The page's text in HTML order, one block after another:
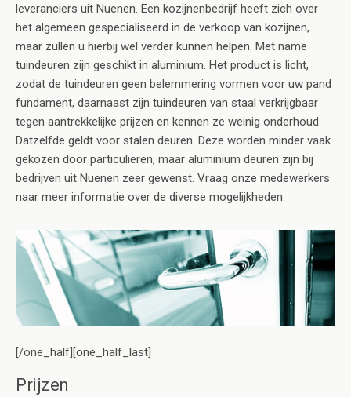
leveranciers uit Nuenen. Een kozijnenbedrijf heeft zich over
het algemeen gespecialiseerd in de verkoop van kozijnen,
maar zullen u hierbij wel verder kunnen helpen. Met name
tuindeuren zijn geschikt in aluminium. Het product is licht,
zodat de tuindeuren geen belemmering vormen voor uw pand
fundament, daarnaast zijn tuindeuren van staal verkrijgbaar
tegen aantrekkelijke prijzen en kennen ze weinig onderhoud.
Datzelfde geldt voor stalen deuren. Deze worden minder vaak
gekozen door particulieren, maar aluminium deuren zijn bij
bedrijven uit Nuenen zeer gewenst. Vraag onze medewerkers
naar meer informatie over de diverse mogelijkheden.
[/one_half][one_half_last]
Prijzen